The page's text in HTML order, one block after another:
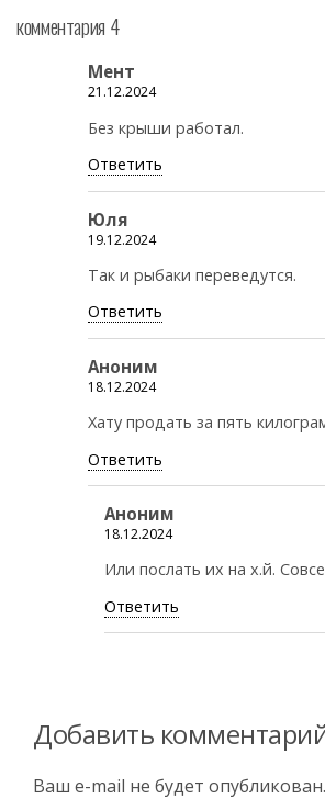
комментария 4
Мент
21.12.2024
Без крыши работал.
Ответить
Юля
19.12.2024
Так и рыбаки переведутся.
Ответить
Аноним
18.12.2024
Хату продать за пять
Ответить
Аноним
18.12.2024
Или послать их на х.й.
Ответить
Добавить
Ваш e-mail не будет опубликован.